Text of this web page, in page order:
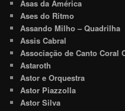
Asas da América
Ases do Ritmo
Assando Milho – Quadrilha
Assis Cabral
Associação de Canto Coral
Astaroth
Astor e Orquestra
Astor Piazzolla
Astor Silva